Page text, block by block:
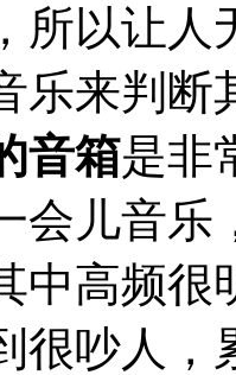
所以让人
乐来判断
音箱是非
会儿音乐
中高频很
很吵人，